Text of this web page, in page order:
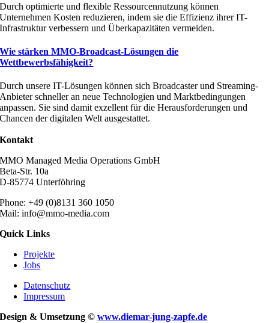
Durch optimierte und flexible Ressourcennutzung können
Unternehmen Kosten reduzieren, indem sie die Effizienz ihrer IT-
Infrastruktur verbessern und Überkapazitäten vermeiden.
Wie stärken MMO-Broadcast-Lösungen die
Wettbewerbsfähigkeit?
Durch unsere IT-Lösungen können sich Broadcaster und Streaming-
Anbieter schneller an neue Technologien und Marktbedingungen
anpassen. Sie sind damit exzellent für die Herausforderungen und
Chancen der digitalen Welt ausgestattet.
Kontakt
MMO Managed Media Operations GmbH
Beta-Str. 10a
D-85774 Unterföhring
Phone: +49 (0)8131 360 1050
Mail: info@mmo-media.com
Quick Links
Projekte
Jobs
Datenschutz
Impressum
Design & Umsetzung ©www.diemar-jung-zapfe.de